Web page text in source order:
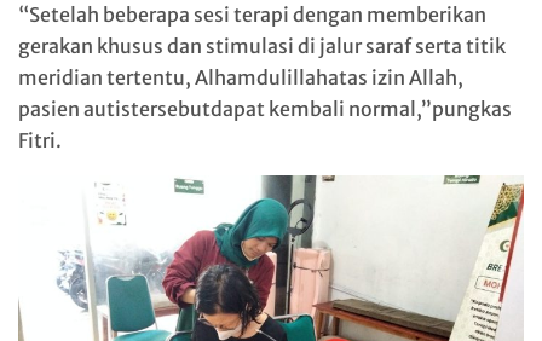
“Setelah beberapa sesi terapi dengan memberikan
gerakan khusus dan stimulasi di jalur saraf serta titik
meridian tertentu, Alhamdulillahatas izin Allah,
pasien autistersebutdapat kembali normal,”pungkas
Fitri.